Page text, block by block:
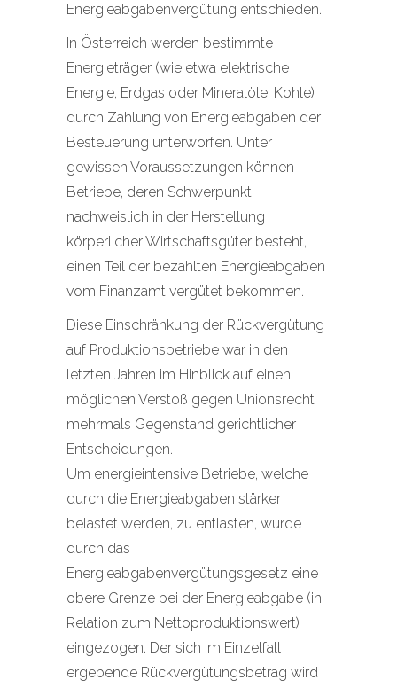
Energieabgabenvergütung entschieden.
In Österreich werden bestimmte
Energieträger (wie etwa elektrische
Energie, Erdgas oder Mineralöle, Kohle)
durch Zahlung von Energieabgaben der
Besteuerung unterworfen. Unter
gewissen Voraussetzungen können
Betriebe, deren Schwerpunkt
nachweislich in der Herstellung
körperlicher Wirtschaftsgüter besteht,
einen Teil der bezahlten Energieabgaben
vom Finanzamt vergütet bekommen.
Diese Einschränkung der Rückvergütung
auf Produktionsbetriebe war in den
letzten Jahren im Hinblick auf einen
möglichen Verstoß gegen Unionsrecht
mehrmals Gegenstand gerichtlicher
Entscheidungen.
Um energieintensive Betriebe, welche
durch die Energieabgaben stärker
belastet werden, zu entlasten, wurde
durch das
Energieabgabenvergütungsgesetz eine
obere Grenze bei der Energieabgabe (in
Relation zum Nettoproduktionswert)
eingezogen. Der sich im Einzelfall
ergebende Rückvergütungsbetrag wird